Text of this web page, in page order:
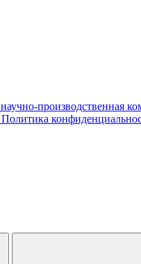
научно-производственная
Политика